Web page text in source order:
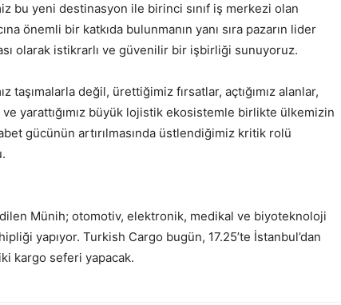
bu yeni destinasyon ile birinci sınıf iş merkezi olan
önemli bir katkıda bulunmanın yanı sıra pazarın lider
olarak istikrarlı ve güvenilir bir işbirliği sunuyoruz.
taşımalarla değil, ürettiğimiz fırsatlar, açtığımız alanlar,
ve yarattığımız büyük lojistik ekosistemle birlikte ülkemizin
gücünün artırılmasında üstlendiğimiz kritik rolü
Münih; otomotiv, elektronik, medikal ve biyoteknoloji
yapıyor. Turkish Cargo bugün, 17.25’te İstanbul’dan
iki kargo seferi yapacak.